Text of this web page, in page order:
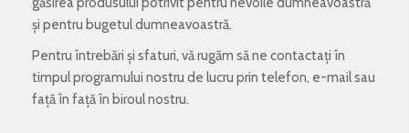
și pentru bugetul dumneavoastră.
Pentru întrebări și sfaturi, vă rugăm să ne contactați în
timpul programului nostru de lucru prin telefon, e-mail sau
față în față în biroul nostru.